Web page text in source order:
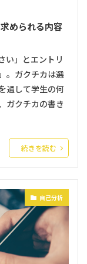
められる内容
い」とエントリ
。ガクチカは選
通して学生の何
ガクチカの書き
続きを読む
自己分析